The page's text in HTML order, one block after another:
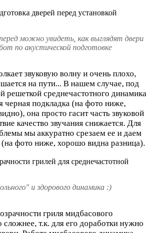
можно увидеть, как выглядят двери
по акустической подготовке
звуковую волну и очень плохо,
на пути... В нашем случае, под
решеткой среднечастотного динамика
черная подкладка (на фото ниже,
она просто гасит часть звуковой
качество звучания снижается. Для
мы аккуратно срезаем ее и даем
фото ниже, хорошо видна разница).
и здорового динамика :)
гриля мидбасового
т.к. для его доработки нужно